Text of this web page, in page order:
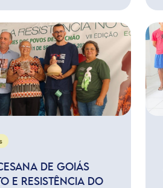
DE GOIÁS
E RESISTÊNCIA DO